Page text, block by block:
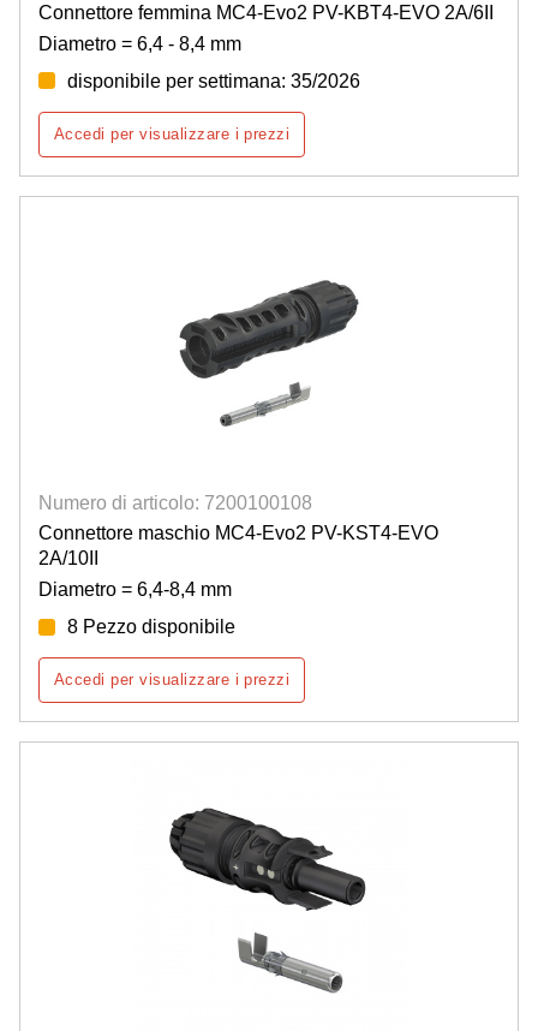
Connettore femmina MC4-Evo2 PV-KBT4-EVO 2A/6II
Diametro = 6,4 - 8,4 mm
disponibile per settimana: 35/2026
Accedi per visualizzare i prezzi
Numero di articolo: 7200100108
Connettore maschio MC4-Evo2 PV-KST4-EVO
2A/10II
Diametro = 6,4-8,4 mm
8 Pezzo disponibile
Accedi per visualizzare i prezzi